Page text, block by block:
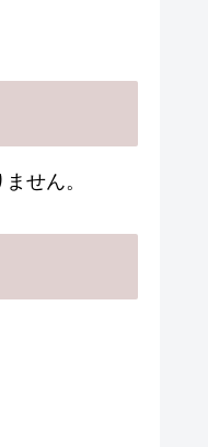
せん。